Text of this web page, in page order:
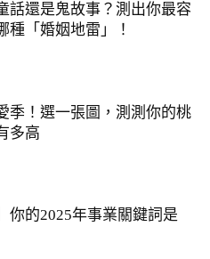
話還是鬼故事？測出你最容
種「婚姻地雷」！
季！選一張圖，測測你的桃
多高
你的2025年事業關鍵詞是